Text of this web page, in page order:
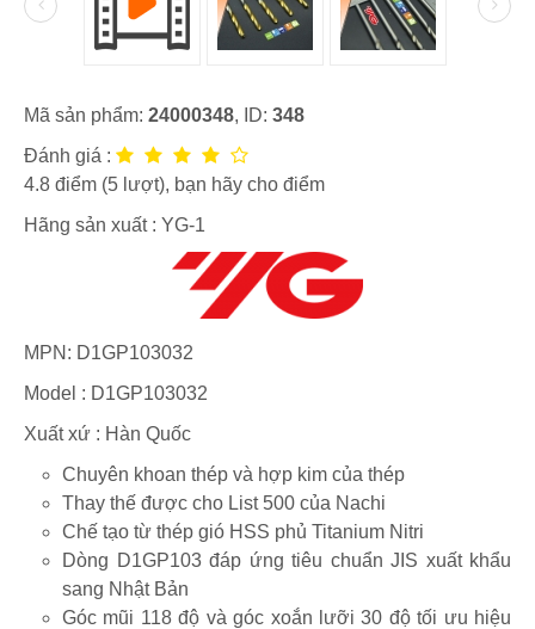
Mã sản phẩm: 24000348, ID: 348
Đánh giá :
4.8 điểm (5 lượt), bạn hãy cho điểm
Hãng sản xuất : YG-1
MPN: D1GP103032
Model : D1GP103032
Xuất xứ : Hàn Quốc
Chuyên khoan thép và hợp kim của thép
Thay thế được cho List 500 của Nachi
Chế tạo từ thép gió HSS phủ Titanium Nitri
Dòng D1GP103 đáp ứng tiêu chuẩn JIS xuất khẩu
sang Nhật Bản
Góc mũi 118 độ và góc xoắn lưỡi 30 độ tối ưu hiệu